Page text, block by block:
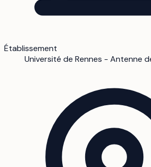
Établissement
Université de Rennes - Antenne